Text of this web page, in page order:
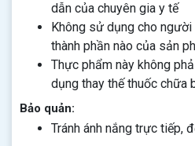
dẫn của chuyên gia y tế
Không sử dụng cho
thành phần nào của sản
Thực phẩm này không
dụng thay thế thuốc chữa
Bảo quản:
Tránh ánh nắng trực tiếp,